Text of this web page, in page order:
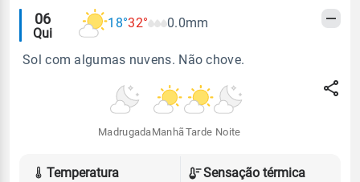
Alertas
meteorológicos
06
Qui
18°32° 0.0mm
Sol com algumas nuvens. Não chove.
Madrugada Manhã Tarde Noite
Temperatura
Sensação térmica